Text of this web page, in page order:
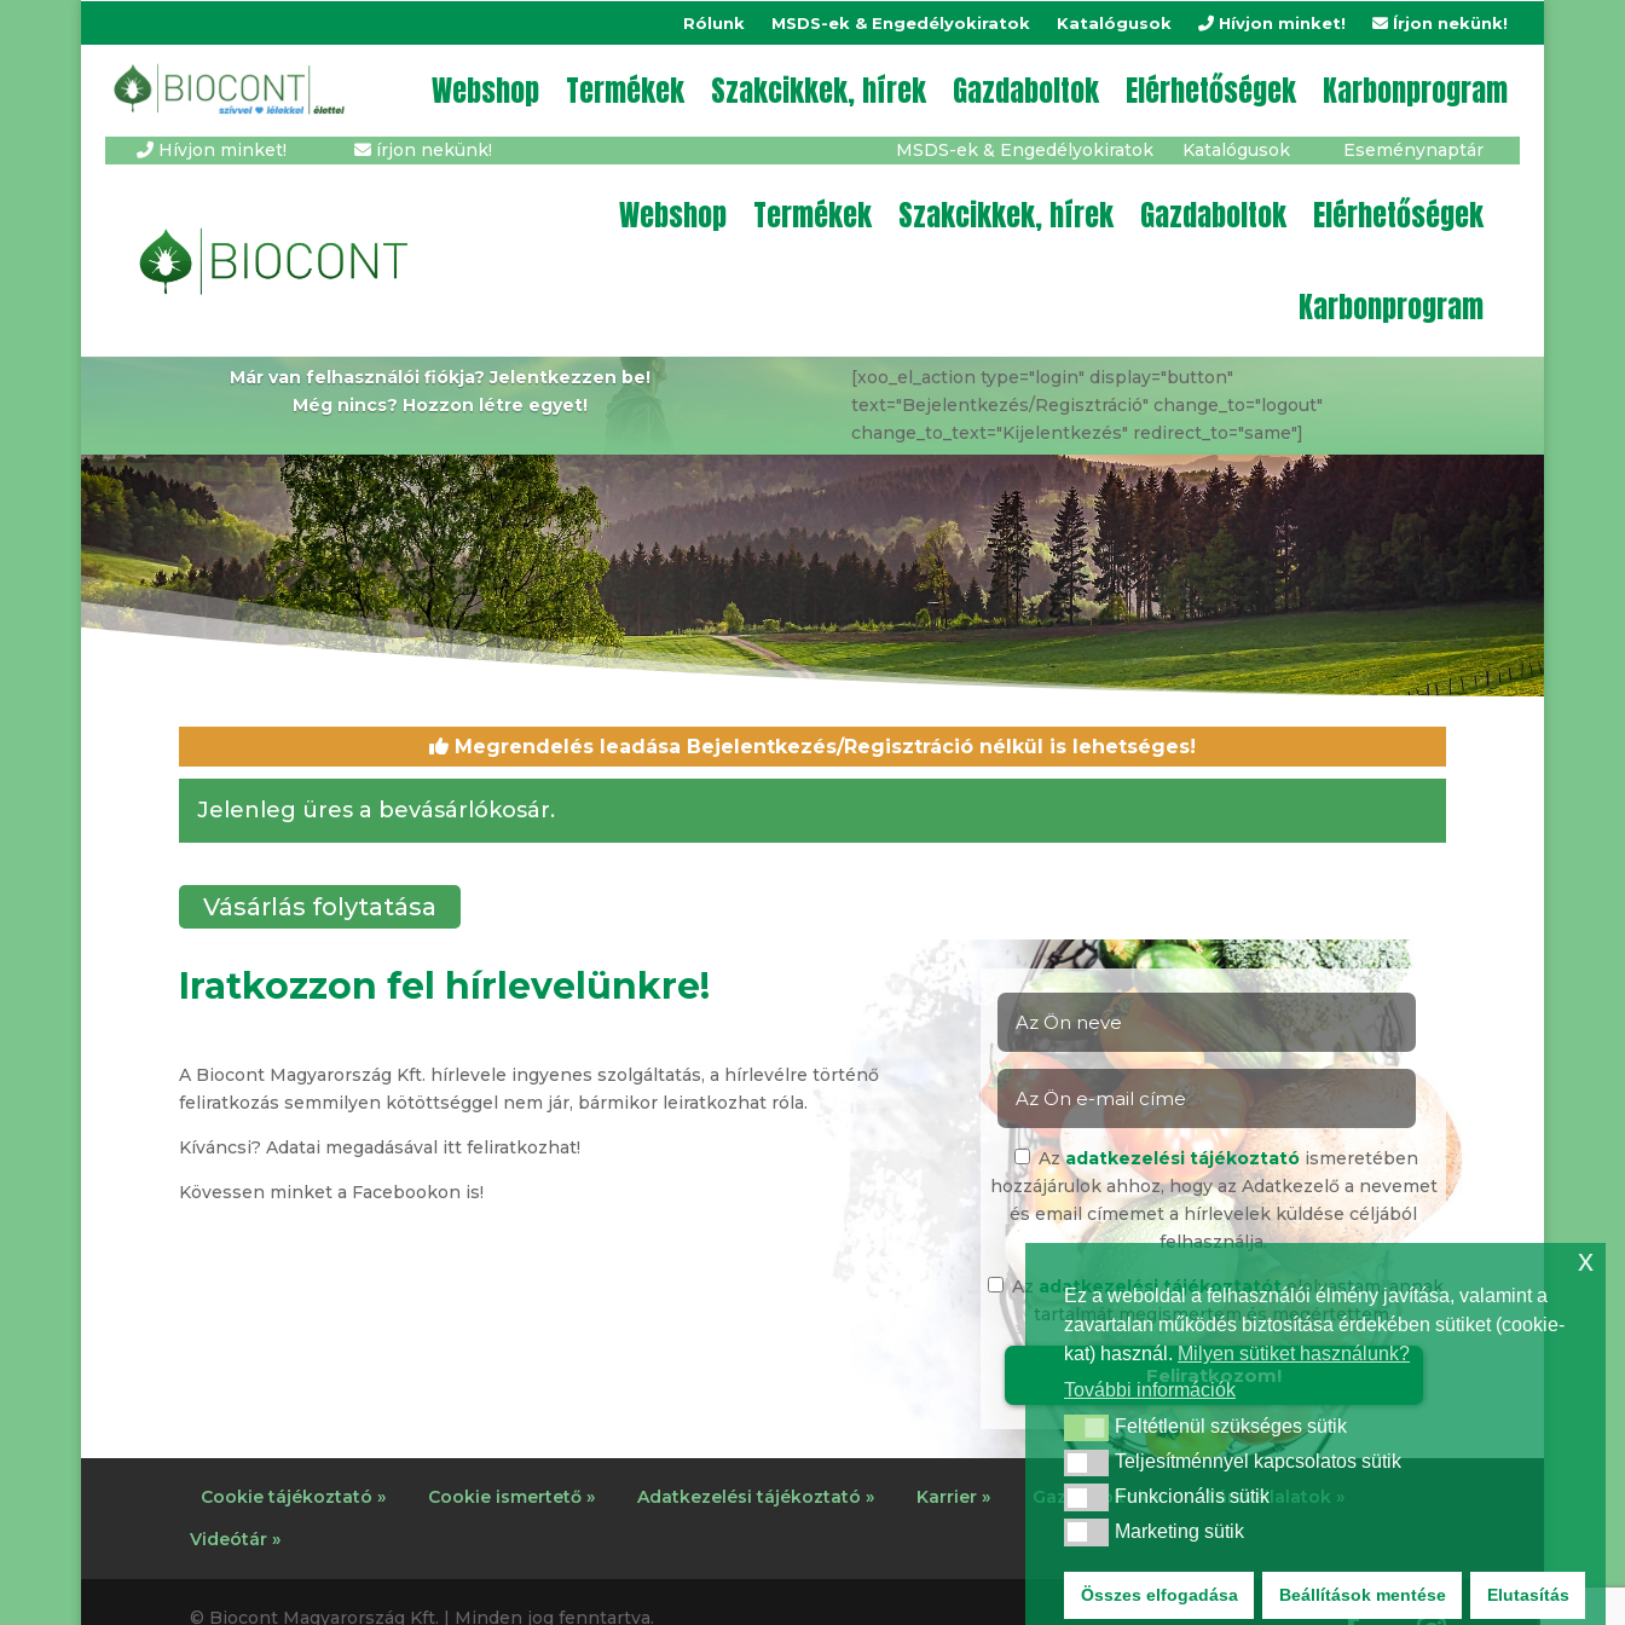
Ez a weboldal a felhasználói élmény javítása, valamint a
zavartalan működés biztosítása érdekében sütiket (cookie-
kat) használ. Milyen sütiket használunk?
További információk
Feltétlenül szükséges sütik
Feltétlenül szükséges sütik
Teljesítménnyel kapcsolatos sütik
Teljesítménnyel kapcsolatos sütik
Funkcionális sütik
Funkcionális sütik
Marketing sütik
Marketing sütik
Összes elfogadása Beállítások mentése Elutasítás
x
Rólunk MSDS-ek & Engedélyokiratok Katalógusok Hívjon minket! Írjon nekünk!
Webshop Termékek Szakcikkek, hírek Gazdaboltok Elérhetőségek Karbonprogram
Hívjon minket! írjon nekünk! MSDS-ek & Engedélyokiratok Katalógusok Eseménynaptár
Webshop Termékek Szakcikkek, hírek Gazdaboltok Elérhetőségek
Karbonprogram
Már van felhasználói fiókja? Jelentkezzen be!
Még nincs? Hozzon létre egyet!
[xoo_el_action type="login" display="button"
text="Bejelentkezés/Regisztráció" change_to="logout"
change_to_text="Kijelentkezés" redirect_to="same"]
Megrendelés leadása Bejelentkezés/Regisztráció nélkül is lehetséges!
Jelenleg üres a bevásárlókosár.
Vásárlás folytatása
Iratkozzon fel hírlevelünkre!
A Biocont Magyarország Kft. hírlevele ingyenes szolgáltatás, a hírlevélre történő
feliratkozás semmilyen kötöttséggel nem jár, bármikor leiratkozhat róla.
Kíváncsi? Adatai megadásával itt feliratkozhat!
Kövessen minket a Facebookon is!
Azadatkezelési tájékoztatóismeretében
hozzájárulok ahhoz, hogy az Adatkezelő a nevemet
és email címemet a hírlevelek küldése céljából
felhasználja.
Az adatkezelési tájékoztatótelolvastam, annak
tartalmát megismertem és megértettem.
Cookie tájékoztató » Cookie ismertető » Adatkezelési tájékoztató » Karrier » Gazdaboltok »
Társvállalatok »
Videótár »
© Biocont Magyarország Kft. | Minden jog fenntartva.